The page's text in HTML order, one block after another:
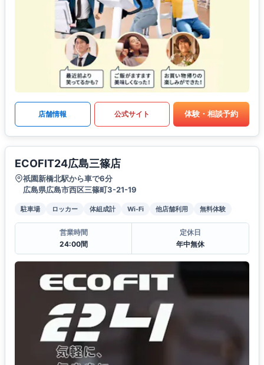
店舗情報 公式サイト 体験・相談予約
ECOFIT24広島三篠店
祇園新橋北駅から車で6分
広島県広島市西区三篠町3-21-19
駐車場 ロッカー 体組成計 Wi-Fi 他店舗利用 無料体験
営業時間
24:00間
定休日
年中無休